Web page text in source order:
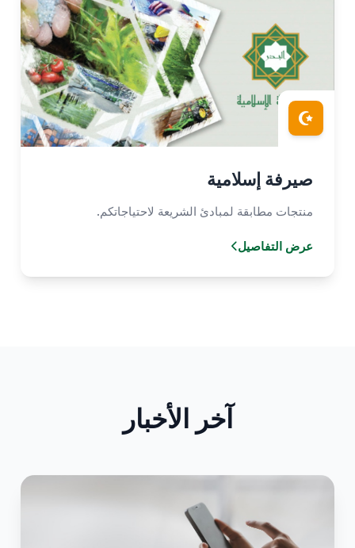
صيرفة إسلامية
منتجات مطابقة لمبادئ الشريعة لاحتياجاتكم.
عرض التفاصيل
آخر الأخبار